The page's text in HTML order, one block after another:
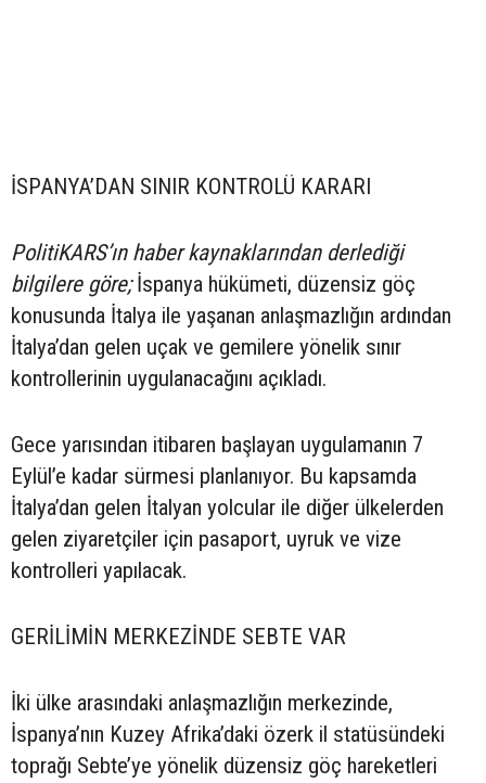
İSPANYA’DAN SINIR KONTROLÜ KARARI
PolitiKARS’ın haber kaynaklarından derlediği
bilgilere göre;İspanya hükümeti, düzensiz göç
konusunda İtalya ile yaşanan anlaşmazlığın ardından
İtalya’dan gelen uçak ve gemilere yönelik sınır
kontrollerinin uygulanacağını açıkladı.
Gece yarısından itibaren başlayan uygulamanın 7
Eylül’e kadar sürmesi planlanıyor. Bu kapsamda
İtalya’dan gelen İtalyan yolcular ile diğer ülkelerden
gelen ziyaretçiler için pasaport, uyruk ve vize
kontrolleri yapılacak.
GERİLİMİN MERKEZİNDE SEBTE VAR
İki ülke arasındaki anlaşmazlığın merkezinde,
İspanya’nın Kuzey Afrika’daki özerk il statüsündeki
toprağı Sebte’ye yönelik düzensiz göç hareketleri